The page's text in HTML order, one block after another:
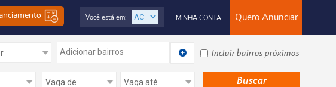
Quero Anunciar
MINHA CONTA
Você está em:
Adicionar bairros Incluir bairros próximos